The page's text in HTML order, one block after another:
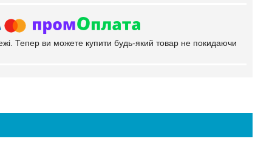
Тепер ви можете купити будь-який товар не покидаючи